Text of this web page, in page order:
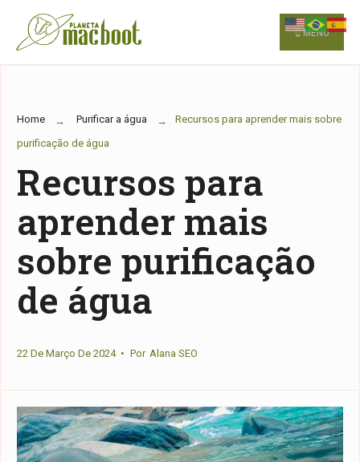
Skip
to
MENU
Home Purificar a água
Recursos para aprender mais sobre
purificação de água
Recursos para
aprender mais
sobre purificação
de água
22 De Março De 2024 • Por Alana SEO